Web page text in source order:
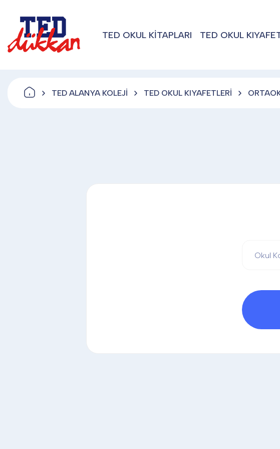
TED OKUL KİTAPLARI TED OKUL
TED ALANYA KOLEJİ TED OKUL KIYAFETLERİ